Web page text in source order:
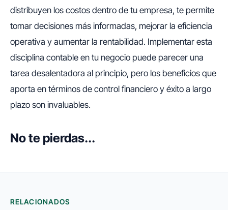
distribuyen los costos dentro de tu empresa, te permite
tomar decisiones más informadas, mejorar la eficiencia
operativa y aumentar la rentabilidad. Implementar esta
disciplina contable en tu negocio puede parecer una
tarea desalentadora al principio, pero los beneficios que
aporta en términos de control financiero y éxito a largo
plazo son invaluables.
No te pierdas...
RELACIONADOS